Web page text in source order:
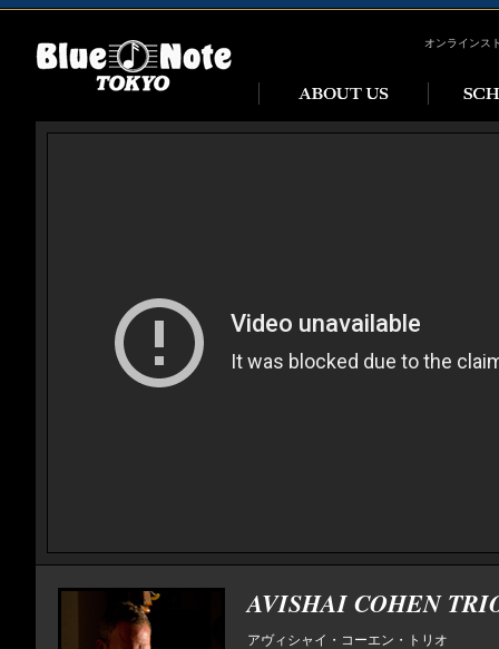
オンラインス
AVISHAI COHEN
アヴィシャイ・コーエン・トリオ